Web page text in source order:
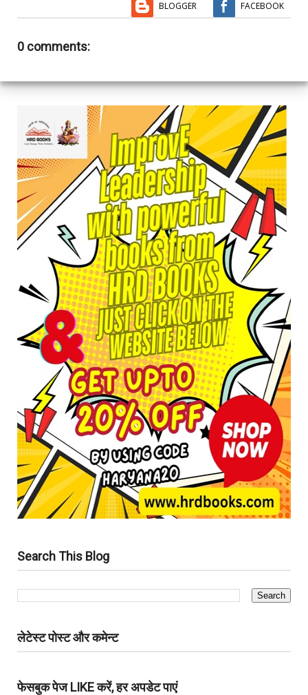
BLOGGER FACEBOOK
0 comments:
Search This Blog
लेटेस्ट पोस्ट और कमेन्ट
फेसबुक पेज LIKE करें, हर अपडेट पाएं